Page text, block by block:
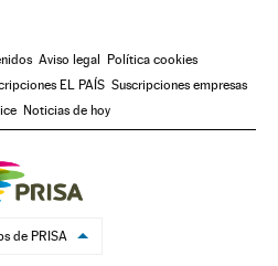
Aviso legal Política cookies
EL PAÍS Suscripciones empresas
Noticias de hoy
de PRISA